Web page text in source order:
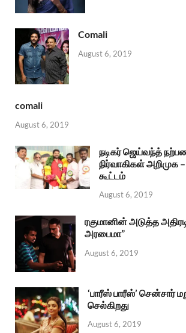
Comali
August 6, 2019
comali
August 6, 2019
நடிகர் ஜெய்வந்த்
நிர்வாகிகள்
கூட்டம்
August 6, 2019
ரகுமானின் அடுத்த
அரபைமா”
August 6, 2019
‘பாரீஸ் பாரீஸ்’ சென்சார்
செல்கிறது
August 6, 2019